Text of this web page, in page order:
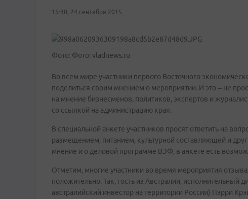
15:30, 24 сентября 2015
Фото: Фото: vladnews.ru
Во всем мире участники первого Восточного
поделиться своим мнением о мероприятии. И это – не
на мнение бизнесменов, политиков, экспертов и
со ссылкой на администрацию края.
В специальной анкете участников просят ответить на
размещением, питанием, культурной составляющей и
мнение и о деловой программе ВЭФ, в анкете есть
Отметим, многие участники во время мероприятия
положительно. Так, гость из Австралии, исполнительный
австралийский инвестор на территории России) Пэрри